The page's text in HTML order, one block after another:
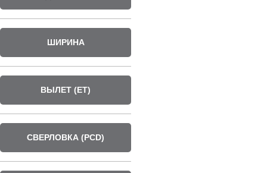
ШИРИНА
ВЫЛЕТ (ET)
СВЕРЛОВКА (PCD)